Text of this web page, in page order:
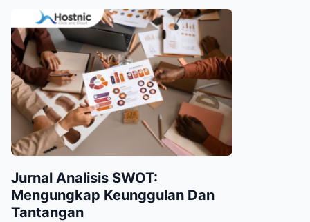
Jurnal Analisis SWOT:
Mengungkap Keunggulan Dan
Tantangan